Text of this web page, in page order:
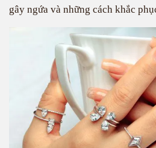
gây ngứa và những cách khắc